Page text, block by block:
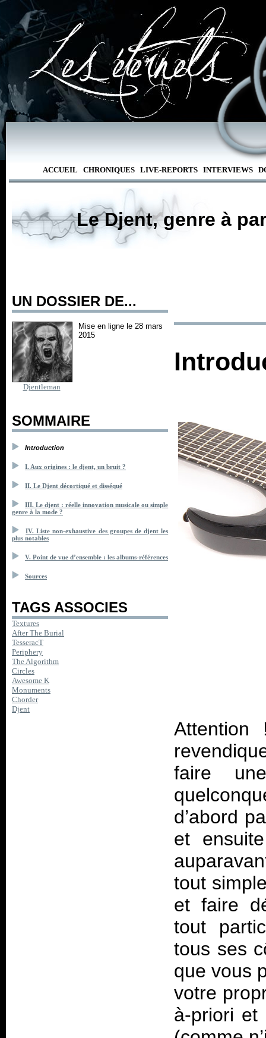
ACCUEIL CHRONIQUES LIVE-REPORTS INTERVIEWS
Le Djent, genre à
UN DOSSIER DE...
Djentleman
Mise en ligne le 28 mars
2015
SOMMAIRE
Introduction
I. Aux origines : le djent, un bruit ?
II. Le Djent décortiqué et disséqué
III. Le djent : réelle innovation musicale ou simple
genre à la mode ?
IV. Liste non-exhaustive des groupes de djent les
plus notables
V. Point de vue d’ensemble : les albums-références
Sources
TAGS ASSOCIES
Textures
After The Burial
TesseracT
Periphery
The Algorithm
Circles
Awesome K
Monuments
Chorder
Djent
faire
d’abord
et
tout
et faire
tout
tous ses
que vous
votre
à-priori et